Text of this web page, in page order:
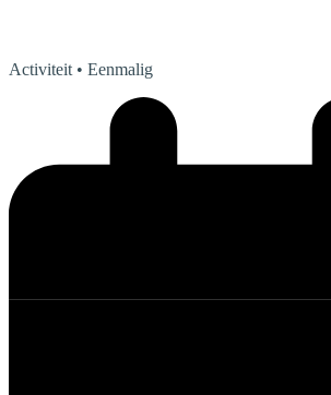
Activiteit • Eenmalig